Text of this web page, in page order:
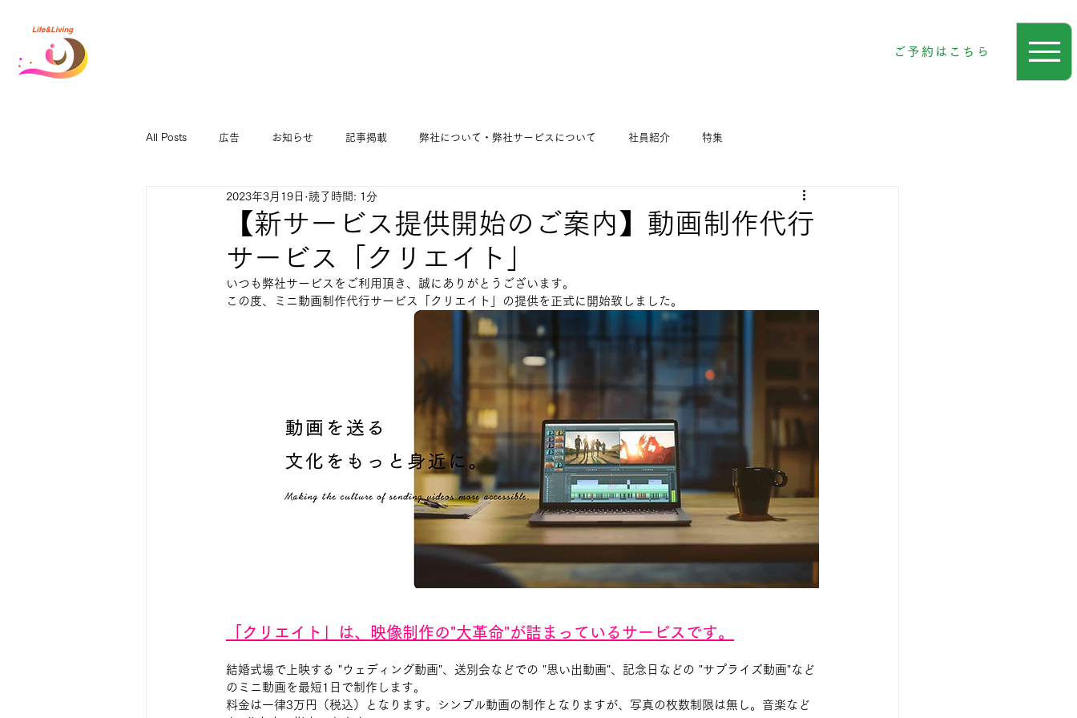
ご予約はこちら
All Posts 広告 お知らせ 記事掲載 弊社について・弊社サービスについて 社員紹介 特集
【新サービス提供開始のご案内】動画制作代行
サービス「クリエイト」
2023年3月19日 読了時間: 1分
いつも弊社サービスをご利用頂き、誠にありがとうございます。
この度、ミニ動画制作代行サービス「クリエイト」の提供を正式に開始致しました。
「クリエイト」は、映像制作の"大革命"が詰まっているサービスです。
結婚式場で上映する "ウェディング動画"、送別会などでの "思い出動画"、記念日などの "サプライズ動画"など
のミニ動画を最短1日で制作します。
料金は一律3万円（税込）となります。シンプル動画の制作となりますが、写真の枚数制限は無し。音楽など